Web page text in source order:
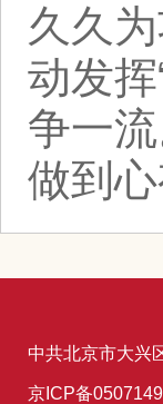
久久
动发
争一流
做到
中共北京市大兴
京ICP备